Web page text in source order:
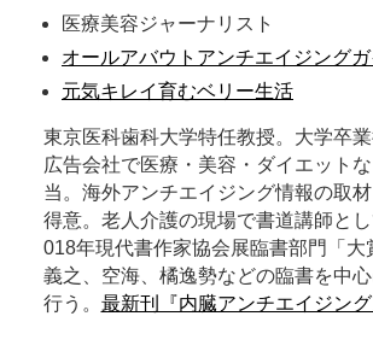
医療美容ジャーナリスト
オールアバウトアンチエイジングガ
元気キレイ育むベリー生活
東京医科歯科大学特任教授。大学卒業
広告会社で医療・美容・ダイエット
当。海外アンチエイジング情報の取
得意。老人介護の現場で書道講師と
018年現代書作家協会展臨書部門「大
義之、空海、橘逸勢などの臨書を中
行う。 最新刊『内臓アンチエイジング